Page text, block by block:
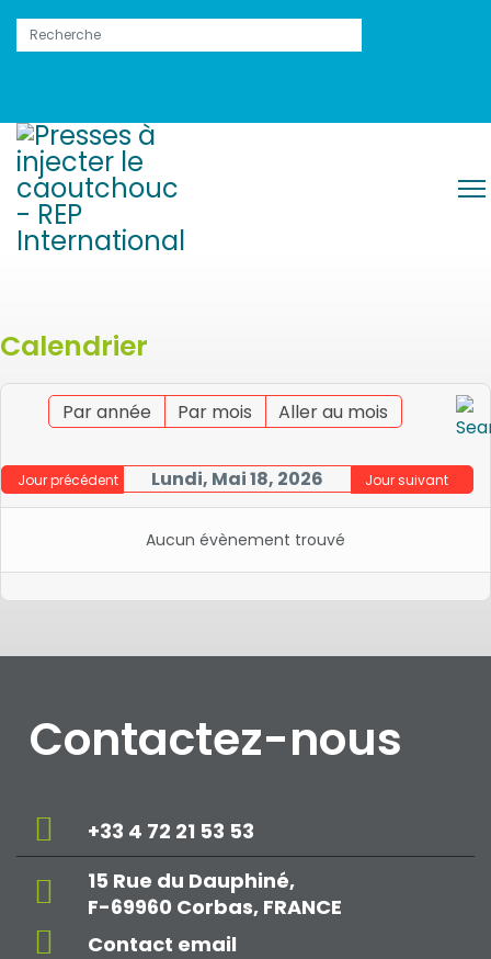
Calendrier
Par année Par mois Aller au mois
Jour précédent Lundi, Mai 18, 2026 Jour suivant
Aucun évènement trouvé
Contactez-nous
+33 4 72 21 53 53
15 Rue du Dauphiné,
F-69960 Corbas, FRANCE
Contact email